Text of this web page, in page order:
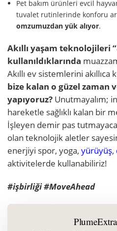
Pet bakım ürünleri evcil
tuvalet rutinlerinde konforu
omzumuzdan yük alıyor.
Akıllı yaşam teknolojileri
kullanıldıklarında
Akıllı ev sistemlerini akıllıca
bize kalan o güzel zaman
yapıyoruz? Unutmayalım;
hareketle sağlıklı kalan bir
İşleyen demir pas
olan teknolojik aletler
enerjiyi spor, yoga, yürüyüş,
aktivitelerde kullanabiliriz!
#işbirliği #MoveAhead